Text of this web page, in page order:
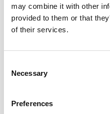
may combine it with other
provided to them or that
of their services.
Selection
Necessary
Preferences
Schlüsselbund.Qualitativ hoc…
Eigenschaften
Viele weitere Angebote